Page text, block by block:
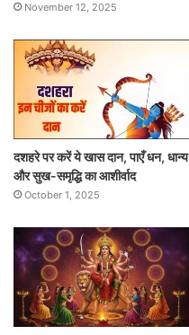
November 12, 2025
दशहरे पर करें ये खास दान, पाएँ धन, धान्य
और सुख-समृद्धि का आशीर्वाद
October 1, 2025